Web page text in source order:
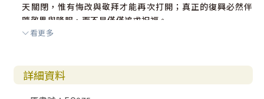
天關閉，惟有悔改與敬拜才能再次打開；真正的復興必然伴
隨敬畏與降服，而不是僅僅追求祝福。
神喜悅單純謙卑的心，而非單靠知識的累積。復興需要一群
城市的鑰匙。
從個人生命的破碎與聖潔，到教會的敬拜、守望、與預言，
看更多
詳細資料